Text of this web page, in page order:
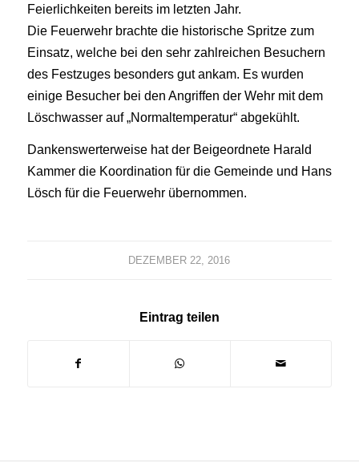
Feierlichkeiten bereits im letzten Jahr.
Die Feuerwehr brachte die historische Spritze zum
Einsatz, welche bei den sehr zahlreichen Besuchern
des Festzuges besonders gut ankam. Es wurden
einige Besucher bei den Angriffen der Wehr mit dem
Löschwasser auf „Normaltemperatur“ abgekühlt.
Dankenswerterweise hat der Beigeordnete Harald
Kammer die Koordination für die Gemeinde und Hans
Lösch für die Feuerwehr übernommen.
DEZEMBER 22, 2016
Eintrag teilen